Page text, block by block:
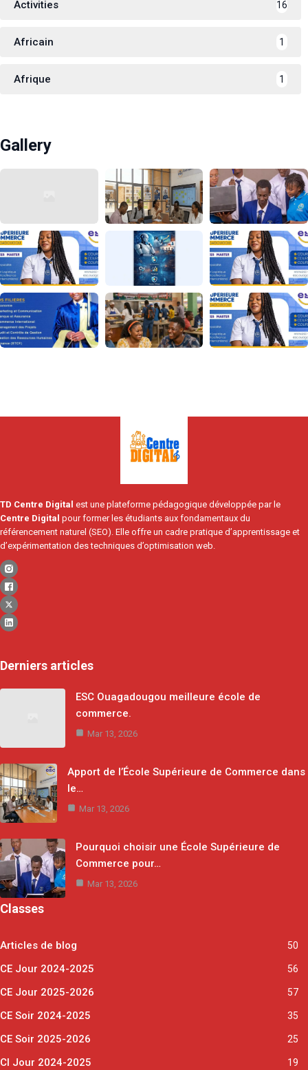
Activities 16
Africain 1
Afrique 1
Gallery
TD Centre Digital est une plateforme pédagogique développée par le
Centre Digital pour former les étudiants aux fondamentaux du
référencement naturel (SEO). Elle offre un cadre pratique d’apprentissage et
d’expérimentation des techniques d’optimisation web.
Derniers articles
ESC Ouagadougou meilleure école de
commerce.
Mar 13, 2026
Apport de l’École Supérieure de Commerce dans
le…
Mar 13, 2026
Pourquoi choisir une École Supérieure de
Commerce pour…
Mar 13, 2026
Classes
Articles de blog 50
CE Jour 2024-2025 56
CE Jour 2025-2026 57
CE Soir 2024-2025 35
CE Soir 2025-2026 25
CI Jour 2024-2025 19